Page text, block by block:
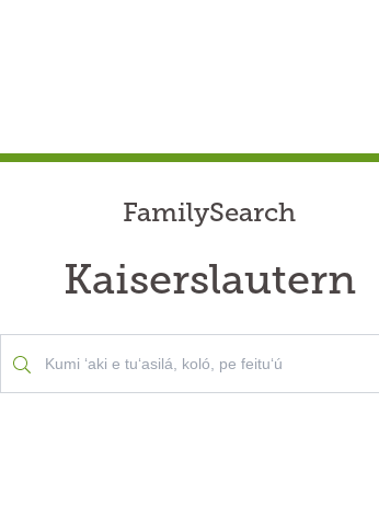
FamilySearch
Kaiserslautern